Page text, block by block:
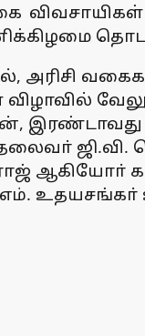
அரிசி
விழாவில்
இரண்டாவது
ஜி.வி.
ஆகியோா்